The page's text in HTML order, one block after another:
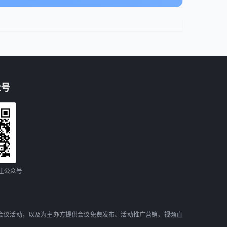
公众号
活动，以及为主办方提供会议免费发布、活动推广营销，视频直